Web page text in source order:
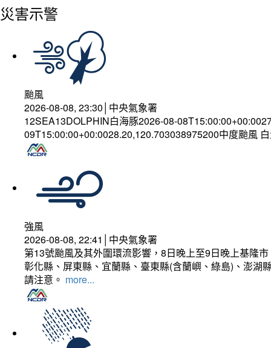
災害示警
颱風
2026-08-08, 23:30│中央氣象署
12SEA13DOLPHIN白海豚2026-08-
09T15:00:00+00:0028.20,120.703038975200中度颱風
強風
2026-08-08, 22:41│中央氣象署
第13號颱風及其外圍環流影響，8日晚上至9日晚上基隆
彰化縣、屏東縣、宜蘭縣、臺東縣(含蘭嶼、綠島)、澎湖
請注意。 more...